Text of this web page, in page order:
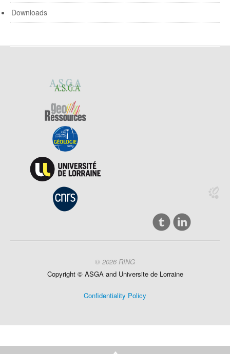
Downloads
© 2026 RING
Copyright © ASGA and Universitede Lorraine
Confidentiality Policy